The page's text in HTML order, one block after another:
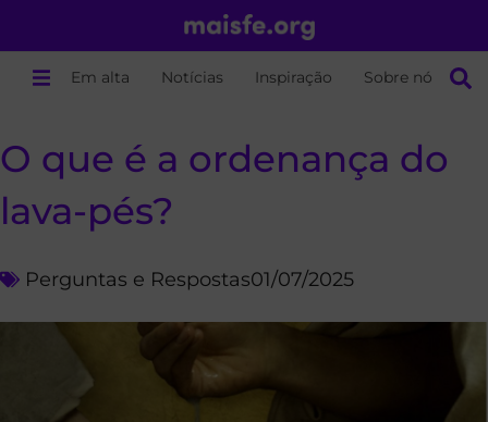
Em alta Notícias Inspiração Sobre nós
O que é a ordenança do
lava-pés?
Perguntas e Respostas01/07/2025